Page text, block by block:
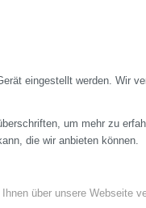
eingestellt werden. Wir
um mehr zu
die wir anbieten können.
über unsere Webseite